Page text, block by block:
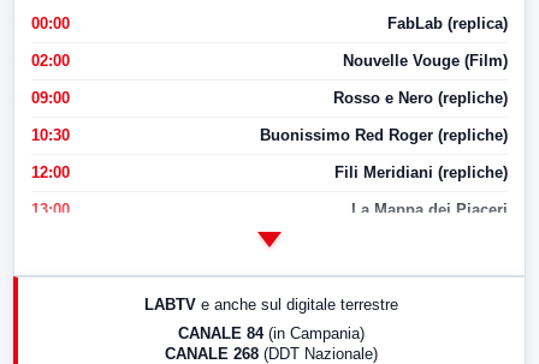
00:00 FabLab (replica)
02:00 Nouvelle Vouge (Film)
09:00 Rosso e Nero (repliche)
10:30 Buonissimo Red Roger (repliche)
12:00 Fili Meridiani (repliche)
13:00 La Mappa dei Piaceri
17:00 LabNews (replica)
LABTV e anche sul digitale terrestre
CANALE 84 (in Campania)
CANALE 268 (DDT Nazionale)